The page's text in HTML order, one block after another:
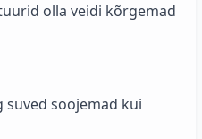
olla veidi kõrgemad
suved soojemad kui